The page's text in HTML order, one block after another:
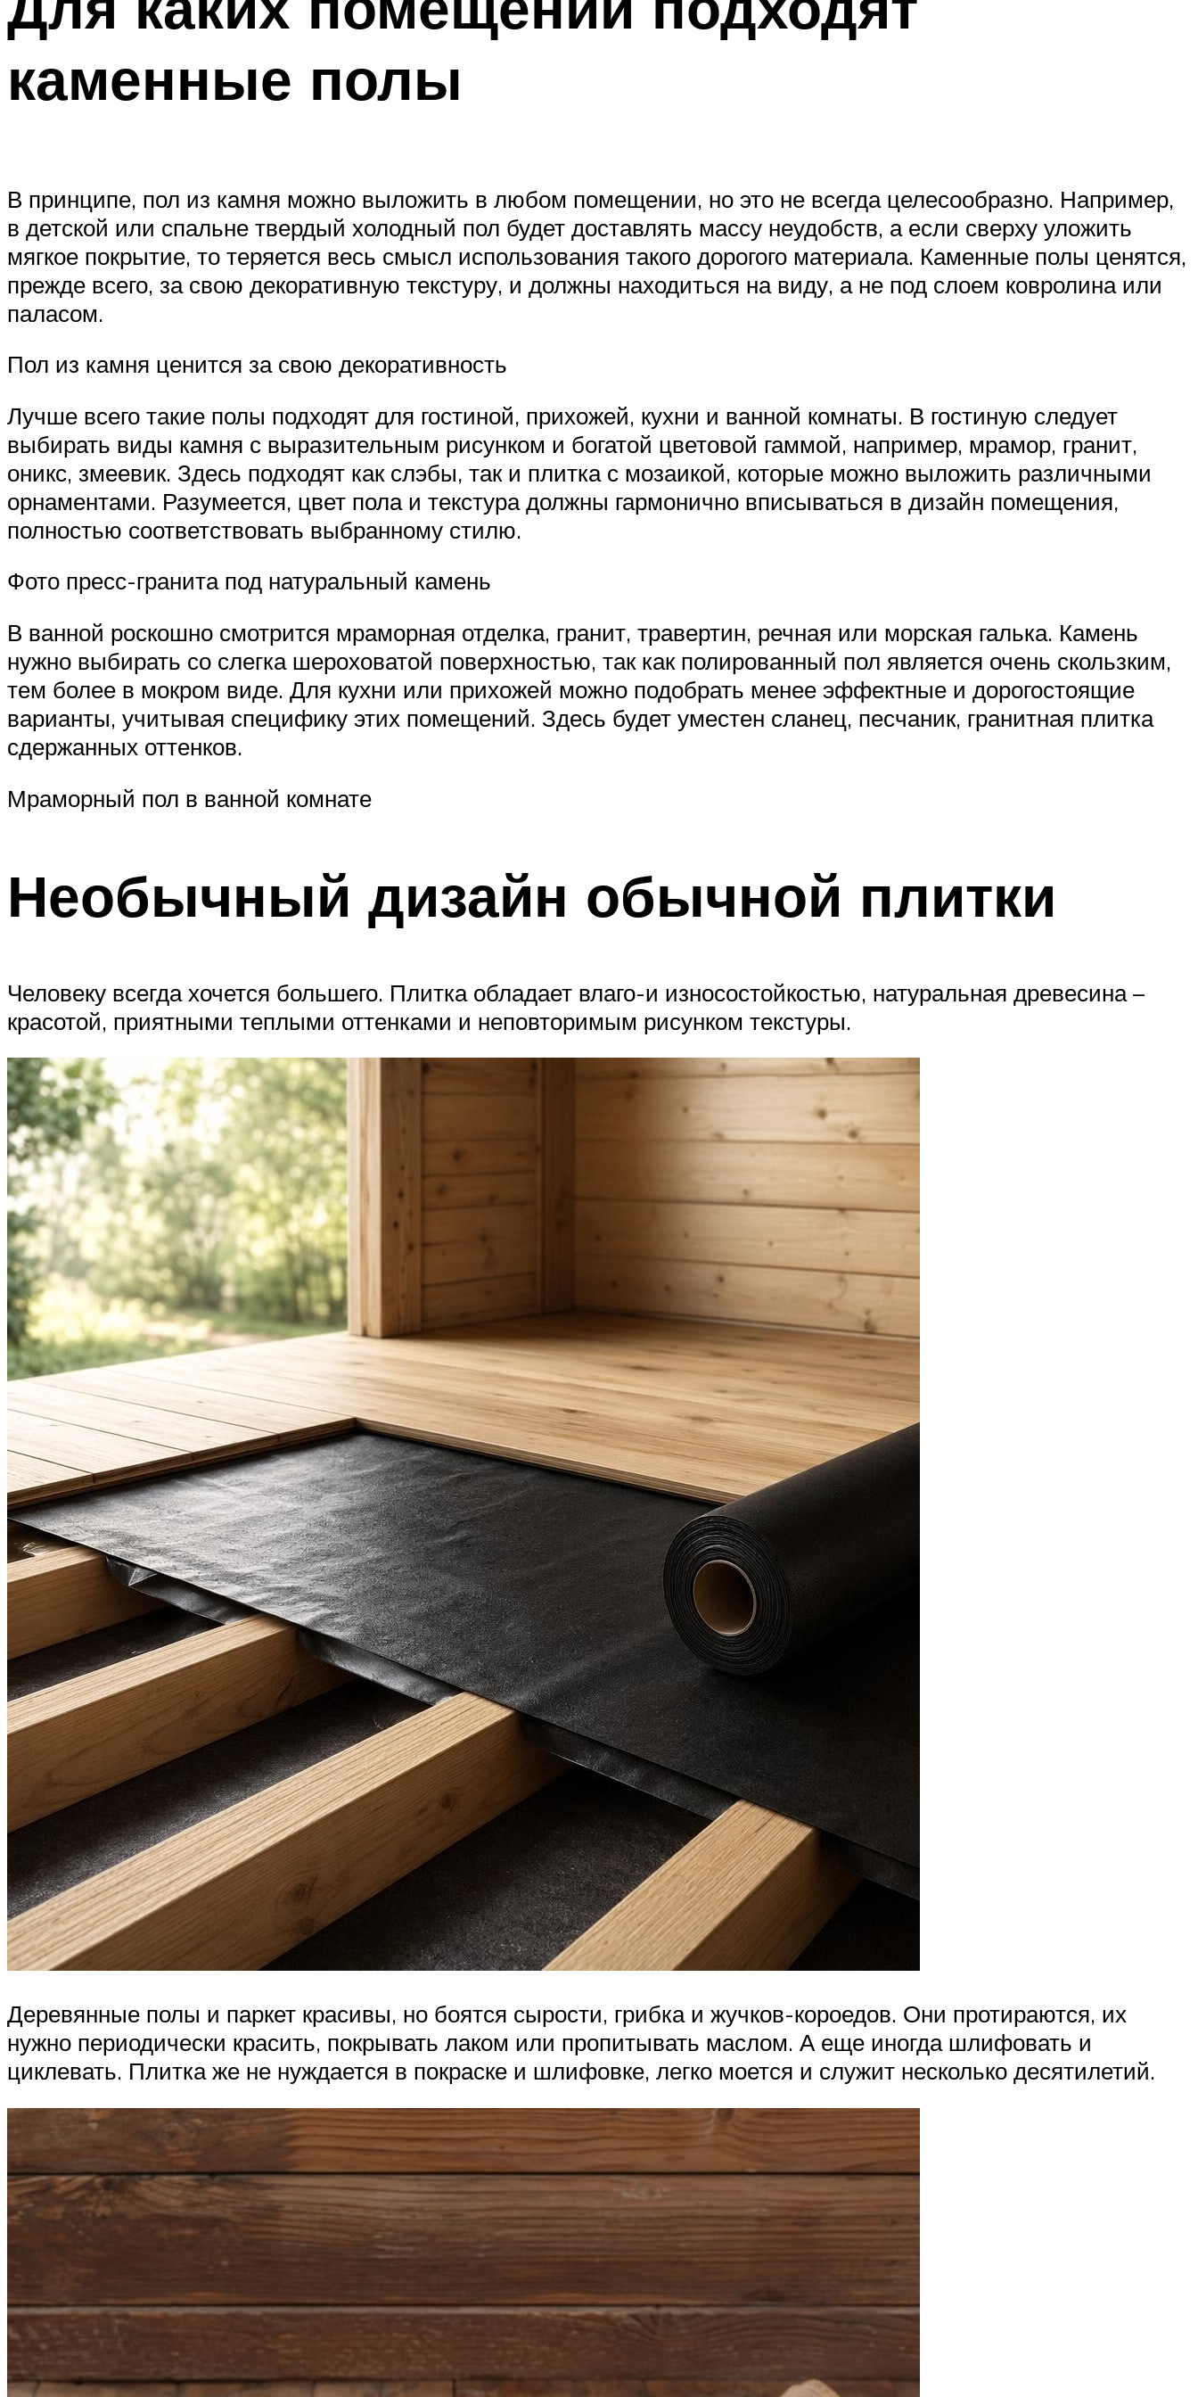
каменные полы
В принципе, пол из камня можно выложить в любом помещении, но это не всегда целесообразно. Например,
в детской или спальне твердый холодный пол будет доставлять массу неудобств, а если сверху уложить
мягкое покрытие, то теряется весь смысл использования такого дорогого материала. Каменные полы ценятся,
прежде всего, за свою декоративную текстуру, и должны находиться на виду, а не под слоем ковролина или
паласом.
Пол из камня ценится за свою декоративность
Лучше всего такие полы подходят для гостиной, прихожей, кухни и ванной комнаты. В гостиную следует
выбирать виды камня с выразительным рисунком и богатой цветовой гаммой, например, мрамор, гранит,
оникс, змеевик. Здесь подходят как слэбы, так и плитка с мозаикой, которые можно выложить различными
орнаментами. Разумеется, цвет пола и текстура должны гармонично вписываться в дизайн помещения,
полностью соответствовать выбранному стилю.
Фото пресс-гранита под натуральный камень
В ванной роскошно смотрится мраморная отделка, гранит, травертин, речная или морская галька. Камень
нужно выбирать со слегка шероховатой поверхностью, так как полированный пол является очень скользким,
тем более в мокром виде. Для кухни или прихожей можно подобрать менее эффектные и дорогостоящие
варианты, учитывая специфику этих помещений. Здесь будет уместен сланец, песчаник, гранитная плитка
сдержанных оттенков.
Мраморный пол в ванной комнате
Необычный дизайн обычной плитки
Человеку всегда хочется большего. Плитка обладает влаго-и износостойкостью, натуральная древесина –
красотой, приятными теплыми оттенками и неповторимым рисунком текстуры.
Деревянные полы и паркет красивы, но боятся сырости, грибка и жучков-короедов. Они протираются, их
нужно периодически красить, покрывать лаком или пропитывать маслом. А еще иногда шлифовать и
циклевать. Плитка же не нуждается в покраске и шлифовке, легко моется и служит несколько десятилетий.